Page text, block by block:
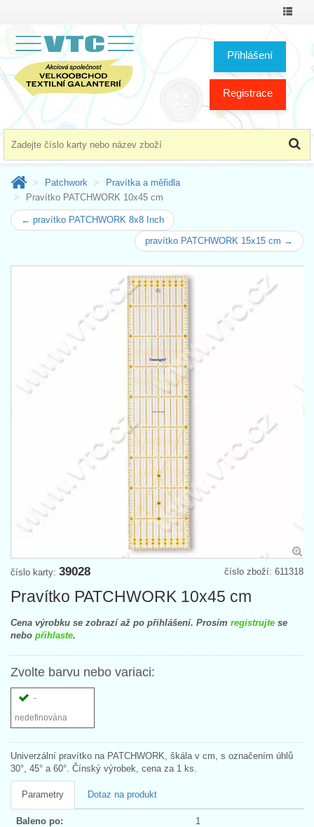
Přihlášení
Registrace
Patchwork
Pravítka a měřidla
Pravítko PATCHWORK 10x45 cm
← pravítko PATCHWORK 8x8 Inch
pravítko PATCHWORK 15x15 cm →
číslo zboží: 611318
číslo karty: 39028
Pravítko PATCHWORK 10x45 cm
Cena výrobku se zobrazí až po přihlášení. Prosím registrujte se
nebo přihlaste.
Zvolte barvu nebo variaci:
-
nedefinována
Univerzální pravítko na PATCHWORK, škála v cm, s označením úhlů
30°, 45° a 60°. Čínský výrobek, cena za 1 ks.
Parametry Dotaz na produkt
Baleno po: 1